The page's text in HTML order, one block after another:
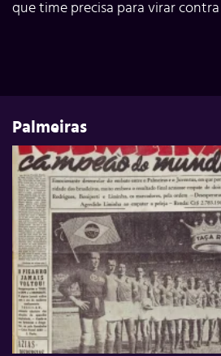
que time precisa para virar
Palmeiras